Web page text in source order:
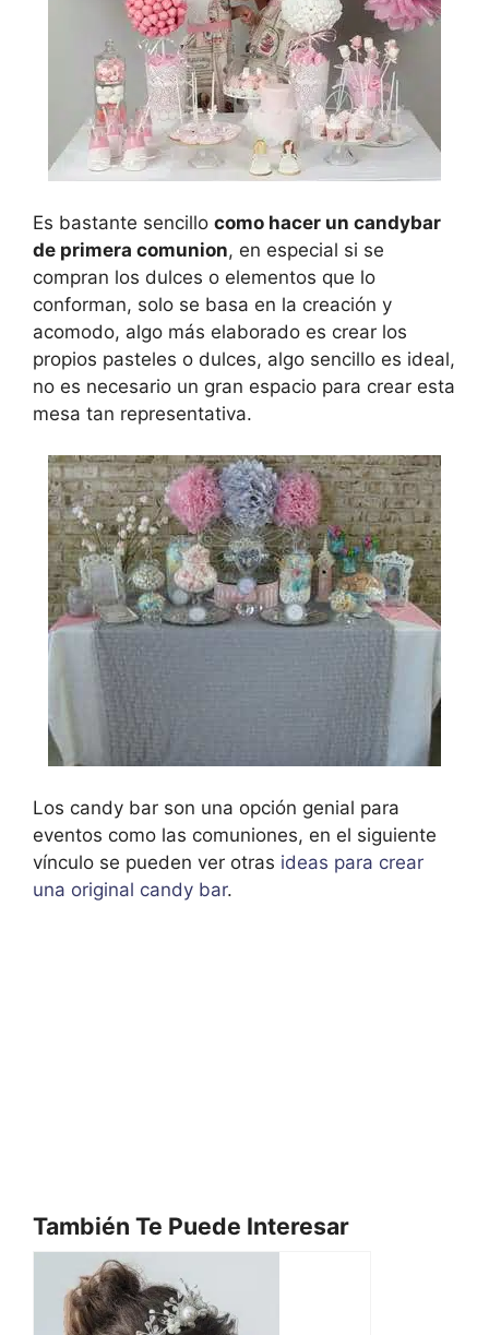
Es bastante sencillo como hacer un candybar
de primera comunion, en especial si se
compran los dulces o elementos que lo
conforman, solo se basa en la creación y
acomodo, algo más elaborado es crear los
propios pasteles o dulces, algo sencillo es ideal,
no es necesario un gran espacio para crear esta
mesa tan representativa.
Los candy bar son una opción genial para
eventos como las comuniones, en el siguiente
vínculo se pueden ver otras ideas para crear
una original candy bar.
También Te Puede Interesar